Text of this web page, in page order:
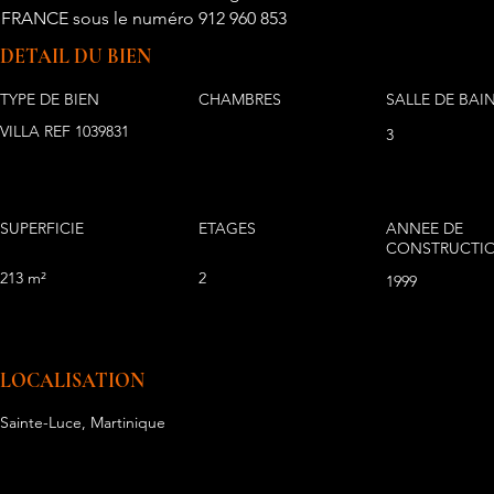
FRANCE sous le numéro 912 960 853
DETAIL DU BIEN
TYPE DE BIEN
VILLA REF 1039831
CHAMBRES
SALLE DE
3
SUPERFICIE ETAGES
ANNEE DE
213 m²
2 1999
LOCALISATION
Sainte-Luce, Martinique